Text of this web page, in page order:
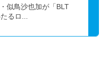
似鳥沙也加が「BLT
るロ...